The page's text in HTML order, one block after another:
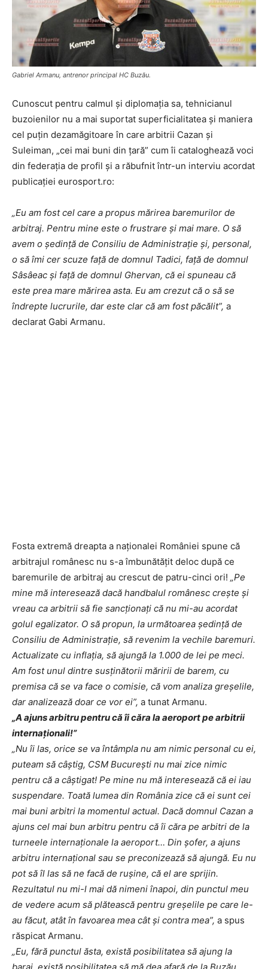
Gabriel Armanu, antrenor principal HC Buzău.
Cunoscut pentru calmul şi diplomaţia sa, tehnicianul
buzoienilor nu a mai suportat superficialitatea şi maniera
cel puţin dezamăgitoare în care arbitrii Cazan şi
Suleiman, „cei mai buni din ţară” cum îi cataloghează voci
din federaţia de profil şi a răbufnit într-un interviu acordat
publicaţiei eurosport.ro:
„Eu am fost cel care a propus mărirea baremurilor de
arbitraj. Pentru mine este o frustrare și mai mare. O să
avem o ședință de Consiliu de Administrație și, personal,
o să îmi cer scuze față de domnul Tadici, față de domnul
Sâsâeac și față de domnul Ghervan, că ei spuneau că
este prea mare mărirea asta. Eu am crezut că o să se
îndrepte lucrurile, dar este clar că am fost păcălit”, a
declarat Gabi Armanu.
Fosta extremă dreapta a naționalei României spune că
arbitrajul românesc nu s-a îmbunătățit deloc după ce
baremurile de arbitraj au crescut de patru-cinci ori! „Pe
mine mă interesează dacă handbalul românesc crește și
vreau ca arbitrii să fie sancționați că nu mi-au acordat
golul egalizator. O să propun, la următoarea ședință de
Consiliu de Administrație, să revenim la vechile baremuri.
Actualizate cu inflația, să ajungă la 1.000 de lei pe meci.
Am fost unul dintre susținătorii măririi de barem, cu
premisa că se va face o comisie, că vom analiza greșelile,
dar analizează doar ce vor ei”, a tunat Armanu.
„A ajuns arbitru pentru că îi căra la aeroport pe arbitrii
internaţionali!”
„Nu îi las, orice se va întâmpla nu am nimic personal cu ei,
puteam să câștig, CSM București nu mai zice nimic
pentru că a câștigat! Pe mine nu mă interesează că ei iau
suspendare. Toată lumea din România zice că ei sunt cei
mai buni arbitri la momentul actual. Dacă domnul Cazan a
ajuns cel mai bun arbitru pentru că îi căra pe arbitri de la
turneele internaționale la aeroport… Din șofer, a ajuns
arbitru internațional sau se preconizează să ajungă. Eu nu
pot să îl las să ne facă de rușine, că el are sprijin.
Rezultatul nu mi-l mai dă nimeni înapoi, din punctul meu
de vedere acum să plătească pentru greșelile pe care le-
au făcut, atât în favoarea mea cât și contra mea”, a spus
răspicat Armanu.
„Eu, fără punctul ăsta, există posibilitatea să ajung la